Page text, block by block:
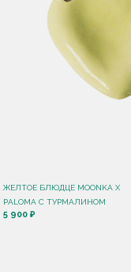
ЖЕЛТОЕ БЛЮДЦЕ MOONKA X
PALOMA С ТУРМАЛИНОМ
5 900 ₽